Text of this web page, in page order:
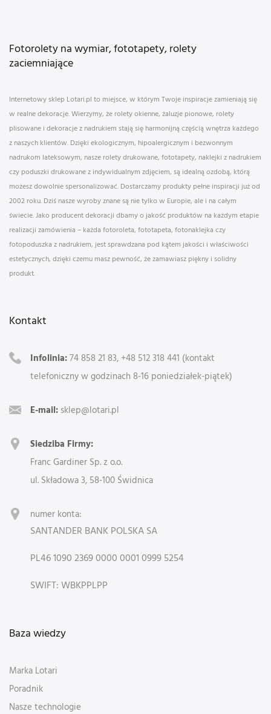
Fotorolety na wymiar, fototapety, rolety
zaciemniające
Internetowy sklep Lotari.pl to miejsce, w którym Twoje inspiracje zamieniają się
w realne dekoracje. Wierzymy, że rolety okienne, żaluzje pionowe, rolety
plisowane i dekoracje z nadrukiem stają się harmonijną częścią wnętrza każdego
z naszych klientów. Dzięki ekologicznym, hipoalergicznym i bezwonnym
nadrukom lateksowym, nasze rolety drukowane, fototapety, naklejki z nadrukiem
czy poduszki drukowane z indywidualnym zdjęciem, są idealną ozdobą, którą
możesz dowolnie spersonalizować. Dostarczamy produkty pełne inspiracji już od
2002 roku. Dziś nasze wyroby znane są nie tylko w Europie, ale i na całym
świecie. Jako producent dekoracji dbamy o jakość produktów na każdym etapie
realizacji zamówienia – każda fotoroleta, fototapeta, fotonaklejka czy
fotopoduszka z nadrukiem, jest sprawdzana pod kątem jakości i właściwości
estetycznych, dzięki czemu masz pewność, że zamawiasz piękny i solidny
produkt.
Kontakt
Infolinia:74 858 21 83, +48 512 318 441 (kontakt
telefoniczny w godzinach 8-16 poniedziałek-piątek)
E-mail: sklep@lotari.pl
Siedziba Firmy:
Franc Gardiner Sp. z o.o.
ul. Składowa 3, 58-100 Świdnica
numer konta:
SANTANDER BANK POLSKA SA
PL46 1090 2369 0000 0001 0999 5254
SWIFT: WBKPPLPP
Baza wiedzy
Marka Lotari
Poradnik
Nasze technologie